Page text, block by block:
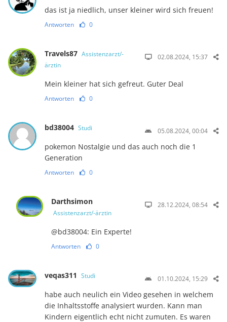
das ist ja niedlich, unser kleiner wird sich freuen!
Antworten 0
Travels87 Assistenzarzt/-
ärztin
02.08.2024, 15:37
Mein kleiner hat sich gefreut. Guter Deal
Antworten 0
bd38004 Studi 05.08.2024, 00:04
pokemon Nostalgie und das auch noch die 1
Generation
Antworten 0
Darthsimon
Assistenzarzt/-ärztin
28.12.2024, 08:54
@bd38004: Ein Experte!
Antworten 0
veqas311 Studi 01.10.2024, 15:29
habe auch neulich ein Video gesehen in welchem
die Inhaltsstoffe analysiert wurden. Kann man
Kindern eigentlich echt nicht zumuten. Es waren